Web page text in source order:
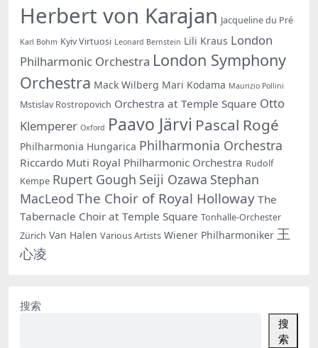
Herbert von Karajan Jacqueline du Pré
Karl Bohm Kyiv Virtuosi Leonard Bernstein Lili Kraus London
Philharmonic Orchestra London Symphony
Orchestra Mack Wilberg Mari Kodama Maurizio Pollini
Mstislav Rostropovich Orchestra at Temple Square Otto
Klemperer Oxford Paavo Järvi Pascal Rogé
Philharmonia Hungarica Philharmonia Orchestra
Riccardo Muti Royal Philharmonic Orchestra Rudolf
Kempe Rupert Gough Seiji Ozawa Stephan
MacLeod The Choir of Royal Holloway The
Tabernacle Choir at Temple Square Tonhalle-Orchester
Zürich Van Halen Various Artists Wiener Philharmoniker 王
心凌
搜索
搜
索